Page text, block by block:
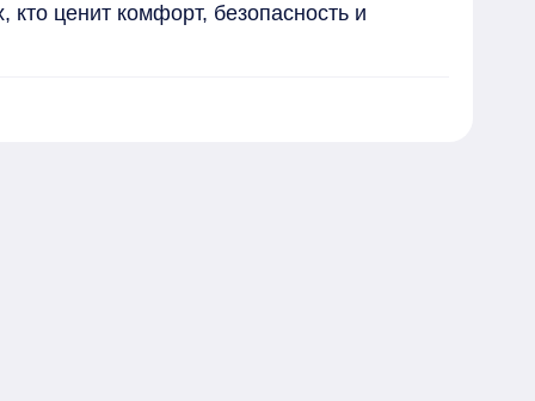
ценит комфорт, безопасность и